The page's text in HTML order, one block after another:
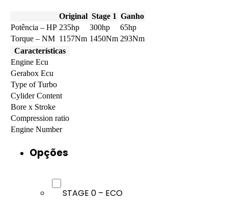
Original Stage 1 Ganho
Potência – HP 235hp 300hp
65hp
Torque – NM 1157Nm 1450Nm 293Nm
Características
Engine Ecu
Gerabox Ecu
Type of Turbo
Cylider Content
Bore x Stroke
Compression ratio
Engine Number
Opções
STAGE 0 – ECO